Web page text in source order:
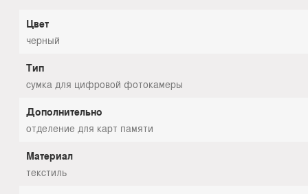
Цвет
черный
Тип
сумка для цифровой фотокамеры
Дополнительно
отделение для карт памяти
Материал
текстиль